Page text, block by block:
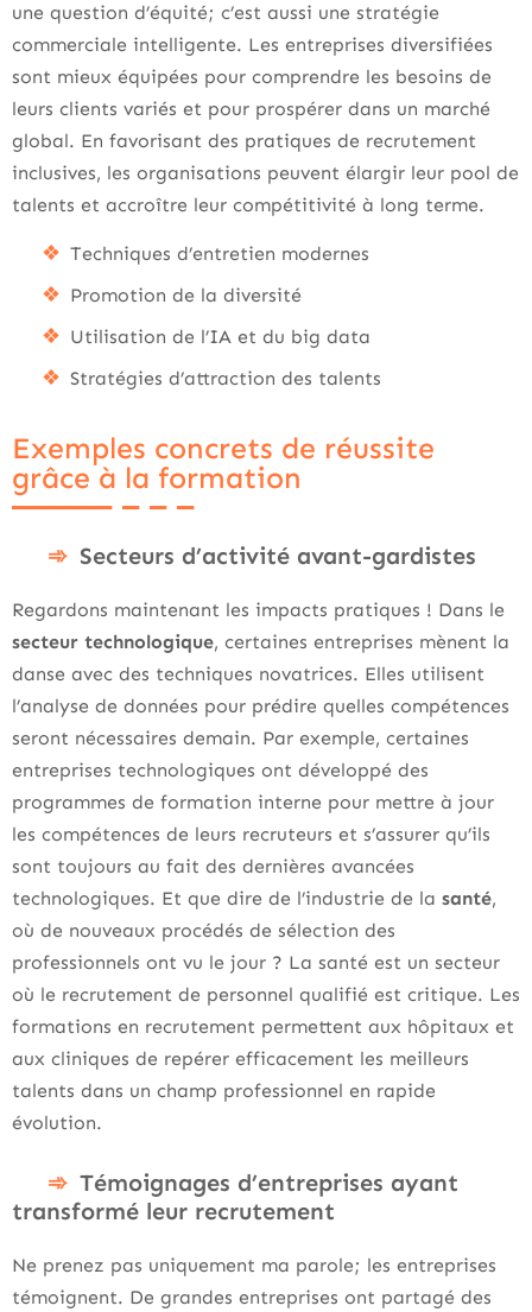
une question d’équité; c’est aussi une stratégie
commerciale intelligente. Les entreprises diversifiées
sont mieux équipées pour comprendre les besoins de
leurs clients variés et pour prospérer dans un marché
global. En favorisant des pratiques de recrutement
inclusives, les organisations peuvent élargir leur pool de
talents et accroître leur compétitivité à long terme.
Techniques d’entretien modernes
Promotion de la diversité
Utilisation de l’IA et du big data
Stratégies d’attraction des talents
Exemples concrets de réussite
grâce à la formation
Secteurs d’activité avant-gardistes
Regardons maintenant les impacts pratiques ! Dans le
secteur technologique, certaines entreprises mènent la
danse avec des techniques novatrices. Elles utilisent
l’analyse de données pour prédire quelles compétences
seront nécessaires demain. Par exemple, certaines
entreprises technologiques ont développé des
programmes de formation interne pour mettre à jour
les compétences de leurs recruteurs et s’assurer qu’ils
sont toujours au fait des dernières avancées
technologiques. Et que dire de l’industrie de la santé,
où de nouveaux procédés de sélection des
professionnels ont vu le jour ? La santé est un secteur
où le recrutement de personnel qualifié est critique. Les
formations en recrutement permettent aux hôpitaux et
aux cliniques de repérer efficacement les meilleurs
talents dans un champ professionnel en rapide
évolution.
Témoignages d’entreprises ayant
transformé leur recrutement
Ne prenez pas uniquement ma parole; les entreprises
témoignent. De grandes entreprises ont partagé des